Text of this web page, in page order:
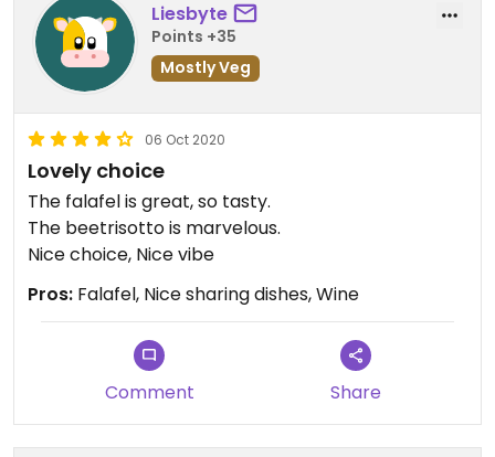
Liesbyte
Points +35
Mostly Veg
06 Oct 2020
Lovely choice
The falafel is great, so tasty.
The beetrisotto is marvelous.
Nice choice, Nice vibe
Pros: Falafel, Nice sharing dishes, Wine
Comment Share